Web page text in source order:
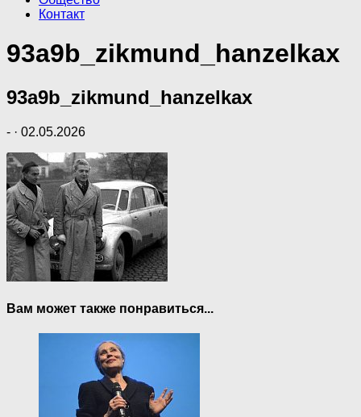
Контакт
93a9b_zikmund_hanzelkax
93a9b_zikmund_hanzelkax
- · 02.05.2026
Вам может также понравиться...